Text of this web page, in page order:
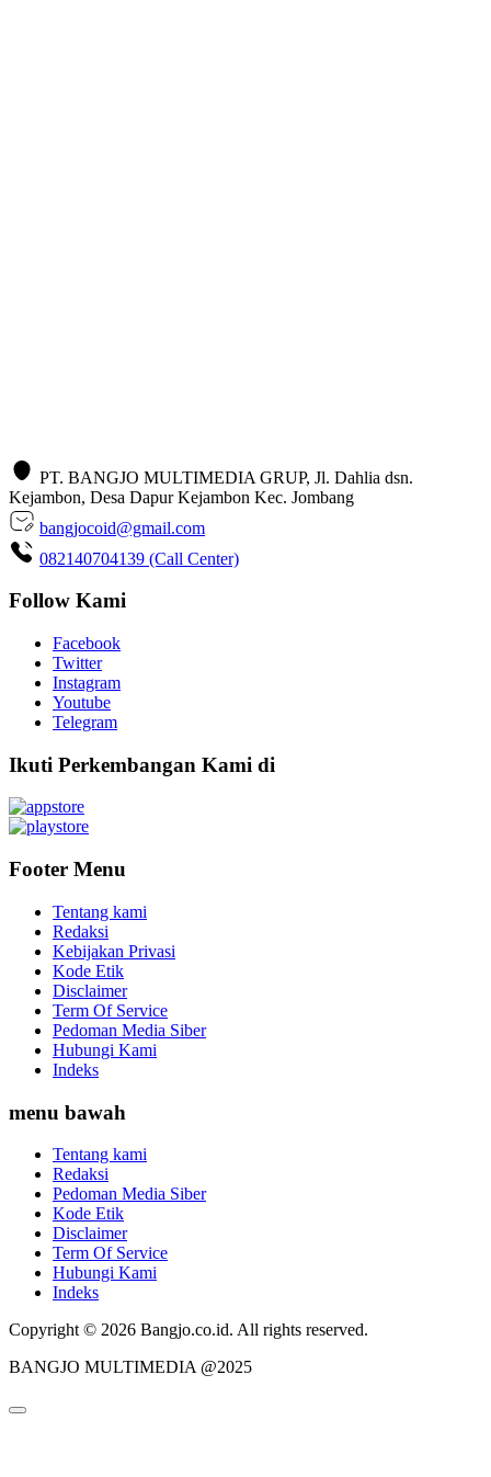
PT. BANGJO MULTIMEDIA GRUP, Jl. Dahlia dsn.
Kejambon, Desa Dapur Kejambon Kec. Jombang
bangjocoid@gmail.com
082140704139 (Call Center)
Follow Kami
Facebook
Twitter
Instagram
Youtube
Telegram
Ikuti Perkembangan Kami di
Footer Menu
Tentang kami
Redaksi
Kebijakan Privasi
Kode Etik
Disclaimer
Term Of Service
Pedoman Media Siber
Hubungi Kami
Indeks
menu bawah
Tentang kami
Redaksi
Pedoman Media Siber
Kode Etik
Disclaimer
Term Of Service
Hubungi Kami
Indeks
Copyright © 2026 Bangjo.co.id. All rights reserved.
BANGJO MULTIMEDIA @2025